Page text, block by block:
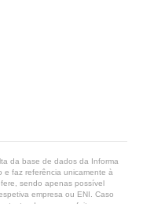
da base de dados da Informa
e faz referência unicamente à
sendo apenas possível
empresa ou ENI. Caso